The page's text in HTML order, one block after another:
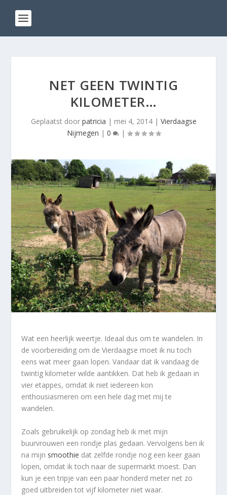
NET GEEN TWINTIG
KILOMETER…
Geplaatst door patricia | mei 4, 2014| Vierdaagse
Nijmegen | 0 |
Wat een heerlijk weertje. Ideaal dus om te wandelen. In
de voorbereiding om de Vierdaagse moet ik nu toch
eens wat meer gaan lopen. Vandaar dat ik vandaag de
twintig kilometer wilde aantikken. Dat heb ik gedaan in
vier etappes, omdat ik niet iedereen kon
enthousiasmeren om een hele dag met mij te
wandelen.
Zoals gebruikelijk op zondag heb ik met mijn
buurvrouwen een rondje plas gedaan. Vervolgens ben ik
na mijn smoothie dat zelfde rondje nog een keer gaan
lopen, omdat ik toch naar de supermarkt moest. Dan
kun je een tripje van een paar honderd meter net zo
goed uitbreiden tot vijf kilometer niet waar.